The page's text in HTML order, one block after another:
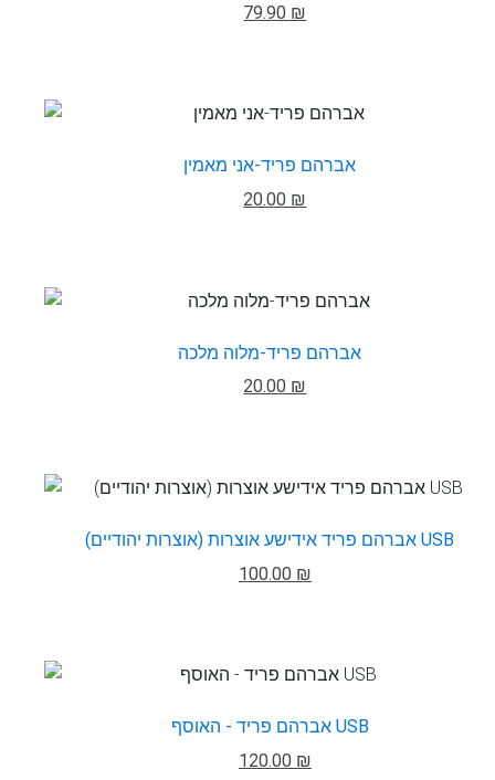
79.90 ₪
אברהם פריד-אני מאמין
20.00 ₪
אברהם פריד-מלוה מלכה
20.00 ₪
אברהם פריד אידישע אוצרות (אוצרות יהודיים) USB
100.00 ₪
אברהם פריד - האוסף USB
120.00 ₪